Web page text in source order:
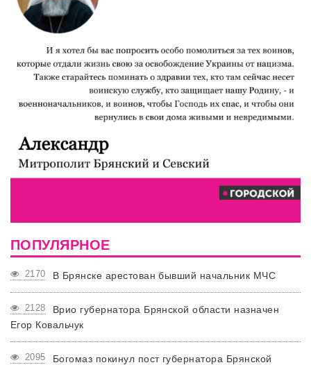
ПОПУЛЯРНОЕ
2170 В Брянске арестован бывший начальник МЧС
2128
Врио губернатора Брянской области назначен
Егор Ковальчук
2095
Богомаз покинул пост губернатора Брянской